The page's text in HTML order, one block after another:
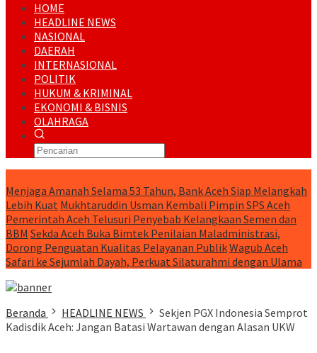
HOME
HEADLINE NEWS
NASIONAL
DAERAH
INTERNASIONAL
POLITIK
HUKUM & KRIMINAL
EKONOMI & BISNIS
OLAHRAGA
Menjaga Amanah Selama 53 Tahun, Bank Aceh Siap Melangkah
Lebih Kuat Mukhtaruddin Usman Kembali Pimpin SPS Aceh
Pemerintah Aceh Telusuri Penyebab Kelangkaan Semen dan
BBM Sekda Aceh Buka Bimtek Penilaian Maladministrasi,
Dorong Penguatan Kualitas Pelayanan PublikWagub Aceh
Safari ke Sejumlah Dayah, Perkuat Silaturahmi dengan Ulama
Beranda HEADLINE NEWS
Sekjen PGX Indonesia Semprot
Kadisdik Aceh: Jangan Batasi Wartawan dengan Alasan UKW